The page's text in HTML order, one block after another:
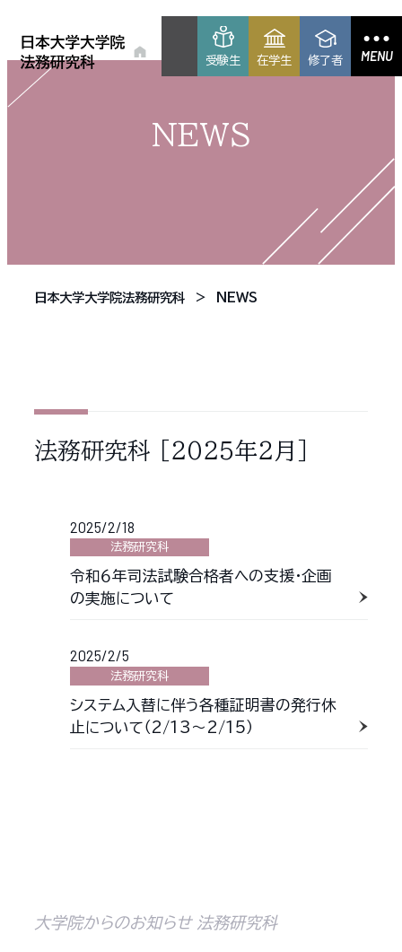
受験生 在学生 修了者 MENU
NEWS
日本大学大学院法務研究科 NEWS
法務研究科 ［2025年2月］
2025/2/18
法務研究科
令和６年司法試験合格者への支援・企画
の実施について
2025/2/5
法務研究科
システム入替に伴う各種証明書の発行休
止について（2/13～2/15）
大学院からのお知らせ 法務研究科